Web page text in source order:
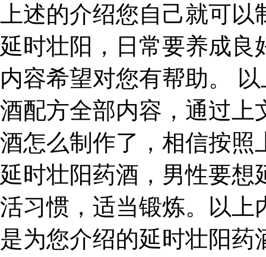
上述的介绍您自己就可
延时壮阳，日常要养成良
内容希望对您有帮助。
酒配方全部内容，通过上
酒怎么制作了，相信按照
延时壮阳药酒，男性要想
活习惯，适当锻炼。以上
是为您介绍的延时壮阳